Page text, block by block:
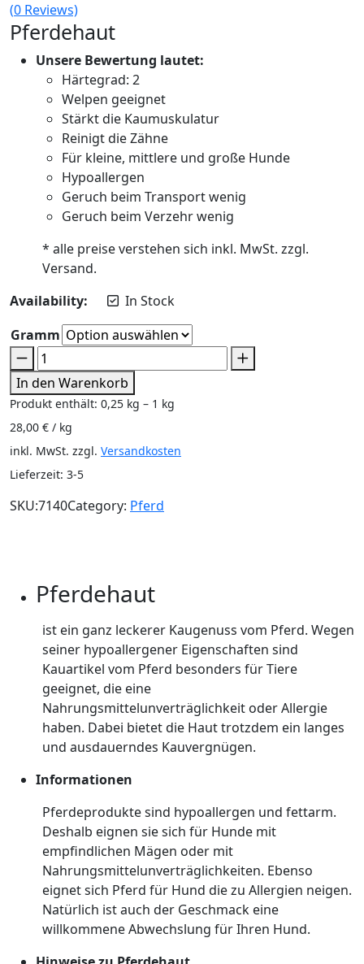
(0 Reviews)
Pferdehaut
Unsere Bewertung lautet:
Härtegrad: 2
Welpen geeignet
Stärkt die Kaumuskulatur
Reinigt die Zähne
Für kleine, mittlere und große Hunde
Hypoallergen
Geruch beim Transport wenig
Geruch beim Verzehr wenig
* alle preise verstehen sich inkl. MwSt. zzgl.
Versand.
Availability:
In Stock
Gramm
In den Warenkorb
Produkt enthält: 0,25 kg – 1 kg
28,00 € / kg
inkl. MwSt. zzgl. Versandkosten
Lieferzeit: 3-5
SKU:7140Category: Pferd
Pferdehaut
ist ein ganz leckerer Kaugenuss vom Pferd. Wegen
seiner hypoallergener Eigenschaften sind
Kauartikel vom Pferd besonders für Tiere
geeignet, die eine
Nahrungsmittelunverträglichkeit oder Allergie
haben. Dabei bietet die Haut trotzdem ein langes
und ausdauerndes Kauvergnügen.
Informationen
Pferdeprodukte sind hypoallergen und fettarm.
Deshalb eignen sie sich für Hunde mit
empfindlichen Mägen oder mit
Nahrungsmittelunverträglichkeiten. Ebenso
eignet sich Pferd für Hund die zu Allergien neigen.
Natürlich ist auch der Geschmack eine
willkommene Abwechslung für Ihren Hund.